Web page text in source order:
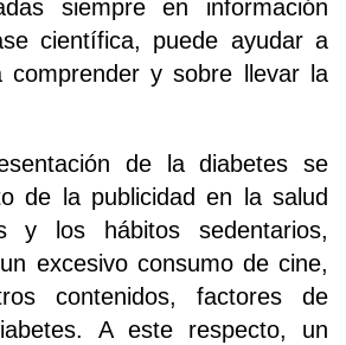
siempre en información
científica, puede ayudar a
comprender y sobre llevar la
de la diabetes se
de la publicidad en la salud
y los hábitos sedentarios,
excesivo consumo de cine,
contenidos, factores de
A este respecto, un